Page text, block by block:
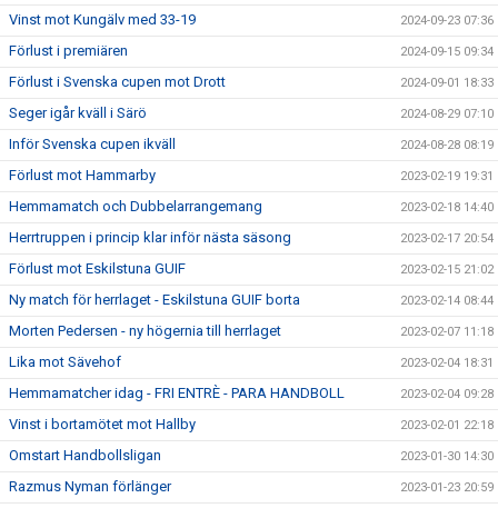
Vinst mot Kungälv med 33-19 2024-09-23 07:36
Förlust i premiären 2024-09-15 09:34
Förlust i Svenska cupen mot Drott 2024-09-01 18:33
Seger igår kväll i Särö 2024-08-29 07:10
Inför Svenska cupen ikväll 2024-08-28 08:19
Förlust mot Hammarby 2023-02-19 19:31
Hemmamatch och Dubbelarrangemang 2023-02-18 14:40
Herrtruppen i princip klar inför nästa säsong 2023-02-17 20:54
Förlust mot Eskilstuna GUIF 2023-02-15 21:02
Ny match för herrlaget - Eskilstuna GUIF borta 2023-02-14 08:44
Morten Pedersen - ny högernia till herrlaget 2023-02-07 11:18
Lika mot Sävehof 2023-02-04 18:31
Hemmamatcher idag - FRI ENTRÈ - PARA HANDBOLL 2023-02-04 09:28
Vinst i bortamötet mot Hallby 2023-02-01 22:18
Omstart Handbollsligan 2023-01-30 14:30
Razmus Nyman förlänger 2023-01-23 20:59